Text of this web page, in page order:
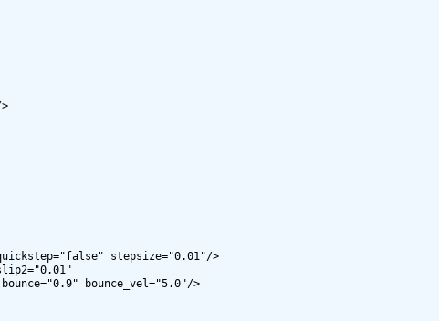
stepsize="0.01"/>
bounce_vel="5.0"/>